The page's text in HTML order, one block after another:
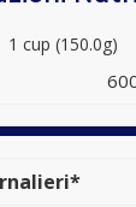
1 cup (150.0g)